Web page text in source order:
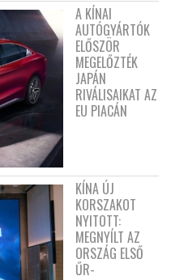
A KÍNAI
AUTÓGYÁRTÓK
ELŐSZÖR
MEGELŐZTÉK
JAPÁN
RIVÁLISAIKAT AZ
EU PIACÁN
KÍNA ÚJ
KORSZAKOT
NYITOTT:
MEGNYÍLT AZ
ORSZÁG ELSŐ
ŰR-